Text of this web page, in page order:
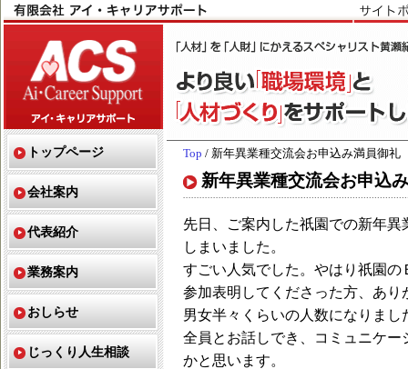
Top / 新年異業種交流会お申込み満員御礼
新年異業種交流会お申込
先日、ご案内した祇園での新年
しまいました。
すごい人気でした。やはり祇園
参加表明してくださった方、あり
男女半々くらいの人数になりまし
全員とお話しでき、コミュニケ
かと思います。
トップページ
会社案内
代表紹介
業務案内
おしらせ
じっくり人生相談